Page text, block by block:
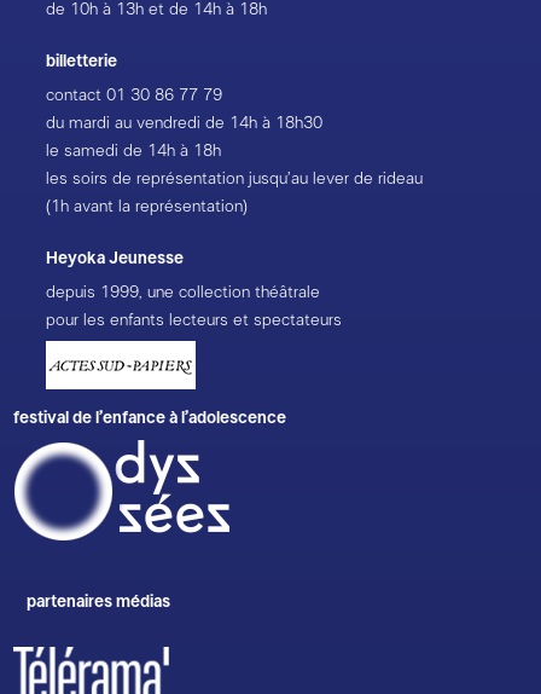
de 10h à 13h et de 14h à 18h
billetterie
contact01 30 86 77 79
du mardi au vendredi de 14h à 18h30
le samedi de 14h à 18h
les soirs de représentation jusqu’au lever de rideau
(1h avant la représentation)
Heyoka Jeunesse
depuis 1999, une collection théâtrale
pour les enfants lecteurs et spectateurs
festival de l’enfance à l’adolescence
partenaires médias